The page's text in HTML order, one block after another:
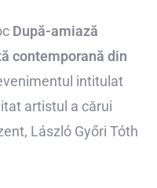
După-amiază
contemporană din
intitulat
artistul a cărui
László Győri Tóth